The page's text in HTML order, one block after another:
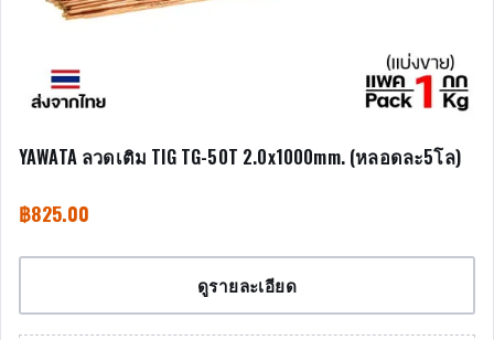
YAWATA ลวดเติม TIG TG-50T 2.0x1000mm. (หลอดละ5โล)
฿825.00
ดูรายละเอียด